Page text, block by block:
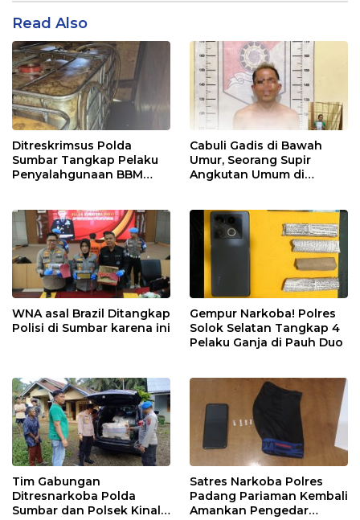
Read Also
Ditreskrimsus Polda
Sumbar Tangkap Pelaku
Penyalahgunaan BBM
Cabuli Gadis di Bawah
Umur, Seorang Supir
Angkutan Umum di
WNA asal Brazil Ditangkap
Polisi di Sumbar karena ini
Gempur Narkoba! Polres
Solok Selatan Tangkap 4
Pelaku Ganja di Pauh Duo
Tim Gabungan
Ditresnarkoba Polda
Sumbar dan Polsek Kinali
Satres Narkoba Polres
Padang Pariaman Kembali
Amankan Pengedar